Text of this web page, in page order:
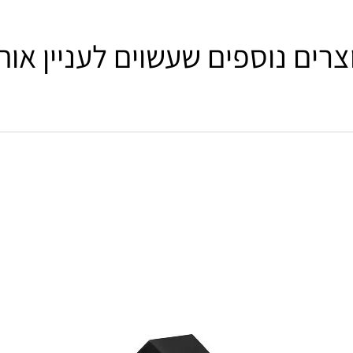
נוספים שעשוים לעניין